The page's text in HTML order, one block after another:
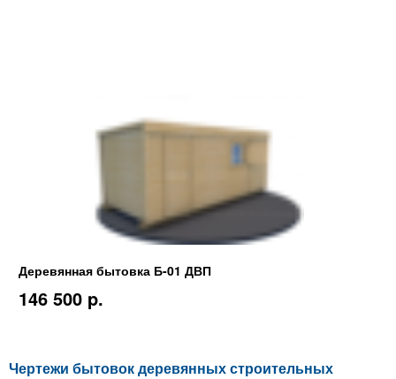
Деревянная бытовка Б-01 ДВП
146 500 p.
Чертежи бытовок деревянных строительных